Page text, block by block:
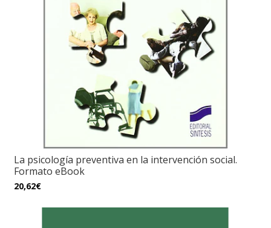
La psicología preventiva en la intervención social.
Formato eBook
20,62€